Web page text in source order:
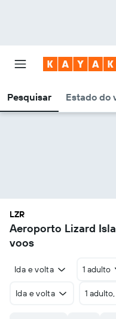
Pesquisar Estado do
LZR
Aeroporto Lizard
voos
Ida e volta 1 adulto
Ida e volta 1